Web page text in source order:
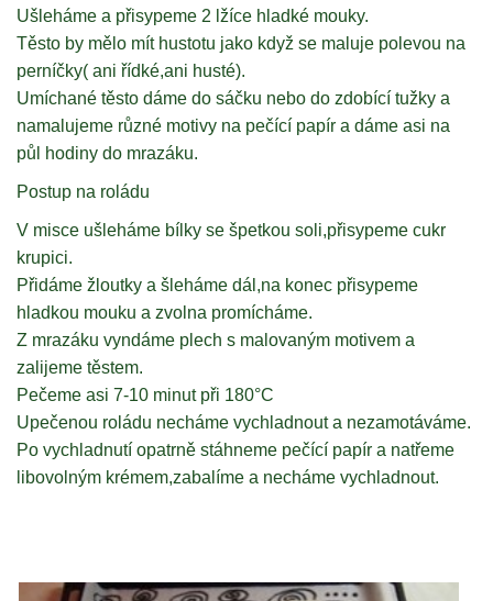
Ušleháme a přisypeme 2 lžíce hladké mouky.
Těsto by mělo mít hustotu jako když se maluje polevou na
perníčky( ani řídké,ani husté).
Umíchané těsto dáme do sáčku nebo do zdobící tužky a
namalujeme různé motivy na pečící papír a dáme asi na
půl hodiny do mrazáku.
Postup na roládu
V misce ušleháme bílky se špetkou soli,přisypeme cukr
krupici.
Přidáme žloutky a šleháme dál,na konec přisypeme
hladkou mouku a zvolna promícháme.
Z mrazáku vyndáme plech s malovaným motivem a
zalijeme těstem.
Pečeme asi 7-10 minut při 180°C
Upečenou roládu necháme vychladnout a nezamotáváme.
Po vychladnutí opatrně stáhneme pečící papír a natřeme
libovolným krémem,zabalíme a necháme vychladnout.